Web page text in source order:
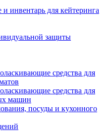
инвентарь для кейтеринга
защиты
средства для
средства для
машин
посуды и кухонного